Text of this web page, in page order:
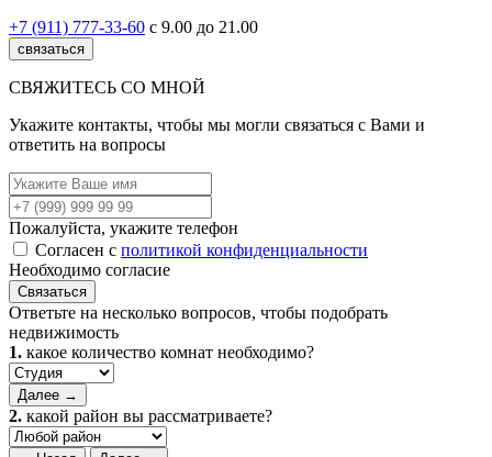
+7 (911) 777-33-60 с 9.00 до 21.00
связаться
СВЯЖИТЕСЬ СО МНОЙ
Укажите контакты, чтобы мы могли связаться с Вами и
ответить на вопросы
Пожалуйста, укажите телефон
Согласен с политикой конфиденциальности
Необходимо согласие
Связаться
Ответьте на несколько вопросов, чтобы подобрать
недвижимость
1. какое количество комнат необходимо?
Далее →
2. какой район вы рассматриваете?